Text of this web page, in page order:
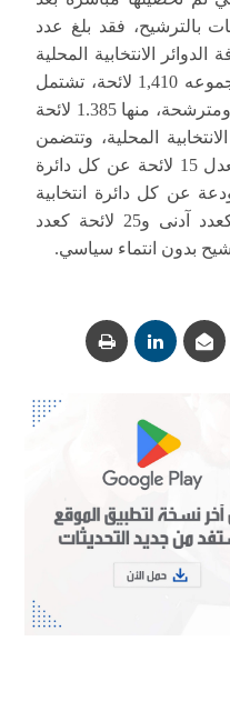
بالترشيح، فقد بلغ عدد
الانتخابية المحلية
والدائرة الانتخابية الوطنية، ما مجموعه 1,410 لائحة، تشتمل
في المجموع على 6.992 مترشح ومترشحة، منها 1.385 لائحة
المحلية، وتتضمن
4742 مترشحا ومترشحة، أي بمعدل 15 لائحة عن كل دائرة
عن كل دائرة انتخابية
محلية يتراوح ما بين 9 للوائح کعدد آدنی و25 لائحة كعدد
بدون انتماء سياسي.